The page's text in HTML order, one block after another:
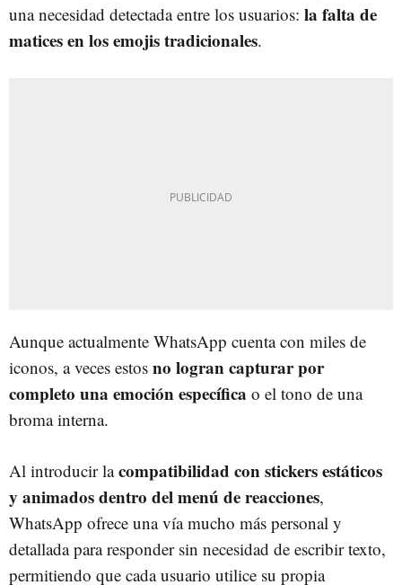
una necesidad detectada entre los usuarios: la falta de
matices en los emojis tradicionales.
Aunque actualmente WhatsApp cuenta con miles de
iconos, a veces estos no logran capturar por
completo una emoción específica o el tono de una
broma interna.
Al introducir lacompatibilidad con stickers estáticos
y animados dentro del menú de reacciones,
WhatsApp ofrece una vía mucho más personal y
detallada para responder sin necesidad de escribir texto,
permitiendo que cada usuario utilice su propia